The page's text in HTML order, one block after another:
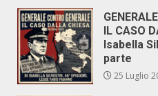
IL CASO
Isabella
parte
25 Luglio